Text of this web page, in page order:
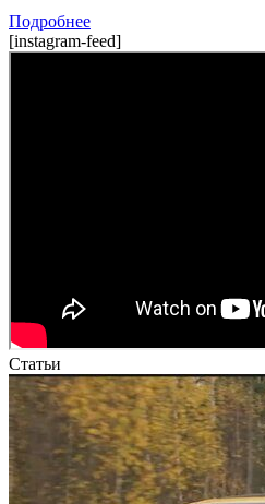
Подробнее
[instagram-feed]
Статьи